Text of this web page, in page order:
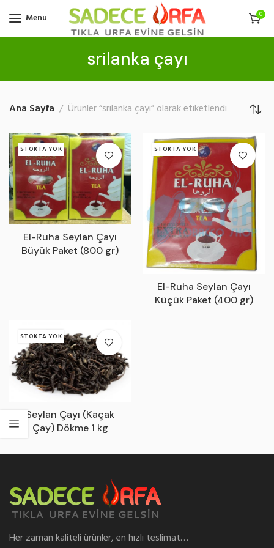
Menu 0
srilanka çayı
Ana Sayfa Ürünler “srilanka çayı” olarak etiketlendi
STOKTA YOK
El-Ruha Seylan Çayı
Büyük Paket (800 gr)
STOKTA YOK
El-Ruha Seylan Çayı
Küçük Paket (400 gr)
STOKTA YOK
Seylan Çayı (Kaçak
Çay) Dökme 1 kg
Her zaman kaliteli ürünler, en hızlı teslimat…